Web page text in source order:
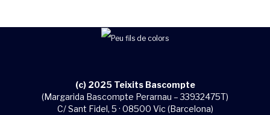
(c) 2025 Teixits Bascompte
(Margarida Bascompte Perarnau – 33932475T)
C/ Sant Fidel, 5 · 08500 Vic (Barcelona)